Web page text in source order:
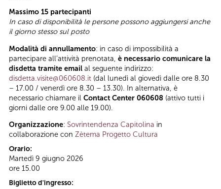
Massimo 15 partecipanti
In caso di disponibilità le persone possono aggiungersi anche
il giorno stesso sul posto
Modalità di annullamento: in caso di impossibilità a
partecipare all’attività prenotata, è necessario comunicare la
disdetta tramite email al seguente indirizzo:
disdetta.visite@060608.it (dal lunedì al giovedì dalle ore 8.30
– 17.00 / venerdì ore 8.30 – 13.30). In alternativa, è
necessario chiamare il Contact Center 060608 (attivo tutti i
giorni dalle ore 9.00 alle 19.00).
Organizzazione: Sovrintendenza Capitolina in
collaborazione con Zètema Progetto Cultura
Orario:
Martedì 9 giugno 2026
ore 15.00
Biglietto d'ingresso: